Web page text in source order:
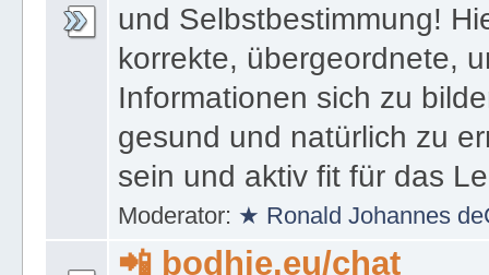
und Selbstbestimmung!
korrekte, übergeordnete,
Informationen sich zu
gesund und natürlich zu
sein und aktiv fit für das
Moderator: ★ Ronald Johannes
📲 bodhie.eu/chat